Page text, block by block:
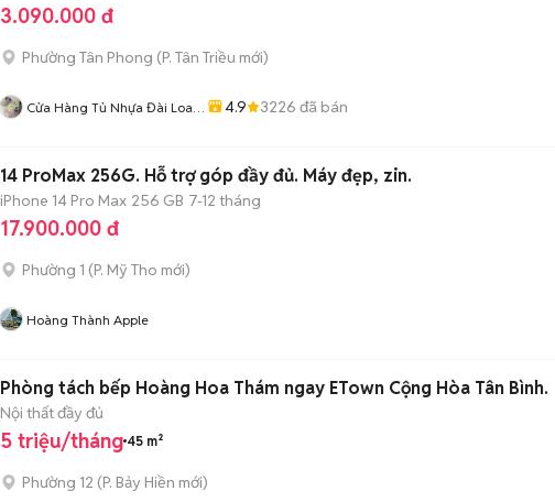
3.090.000 đ
Phường Tân Phong (P. Tân Triều mới)
Cửa Hàng Tủ Nhựa Đài Loan
4.9 3226 đã bán
14 ProMax 256G. Hỗ trợ góp đầy đủ. Máy đẹp, zin.
iPhone 14 Pro Max 256 GB 7-12 tháng
17.900.000 đ
Phường 1 (P. Mỹ Tho mới)
Hoàng Thành Apple
Phòng tách bếp Hoàng Hoa Thám ngay ETown Cộng Hòa Tân Bình.
Nội thất đầy đủ
5 triệu/tháng 45 m²
Phường 12 (P. Bảy Hiền mới)